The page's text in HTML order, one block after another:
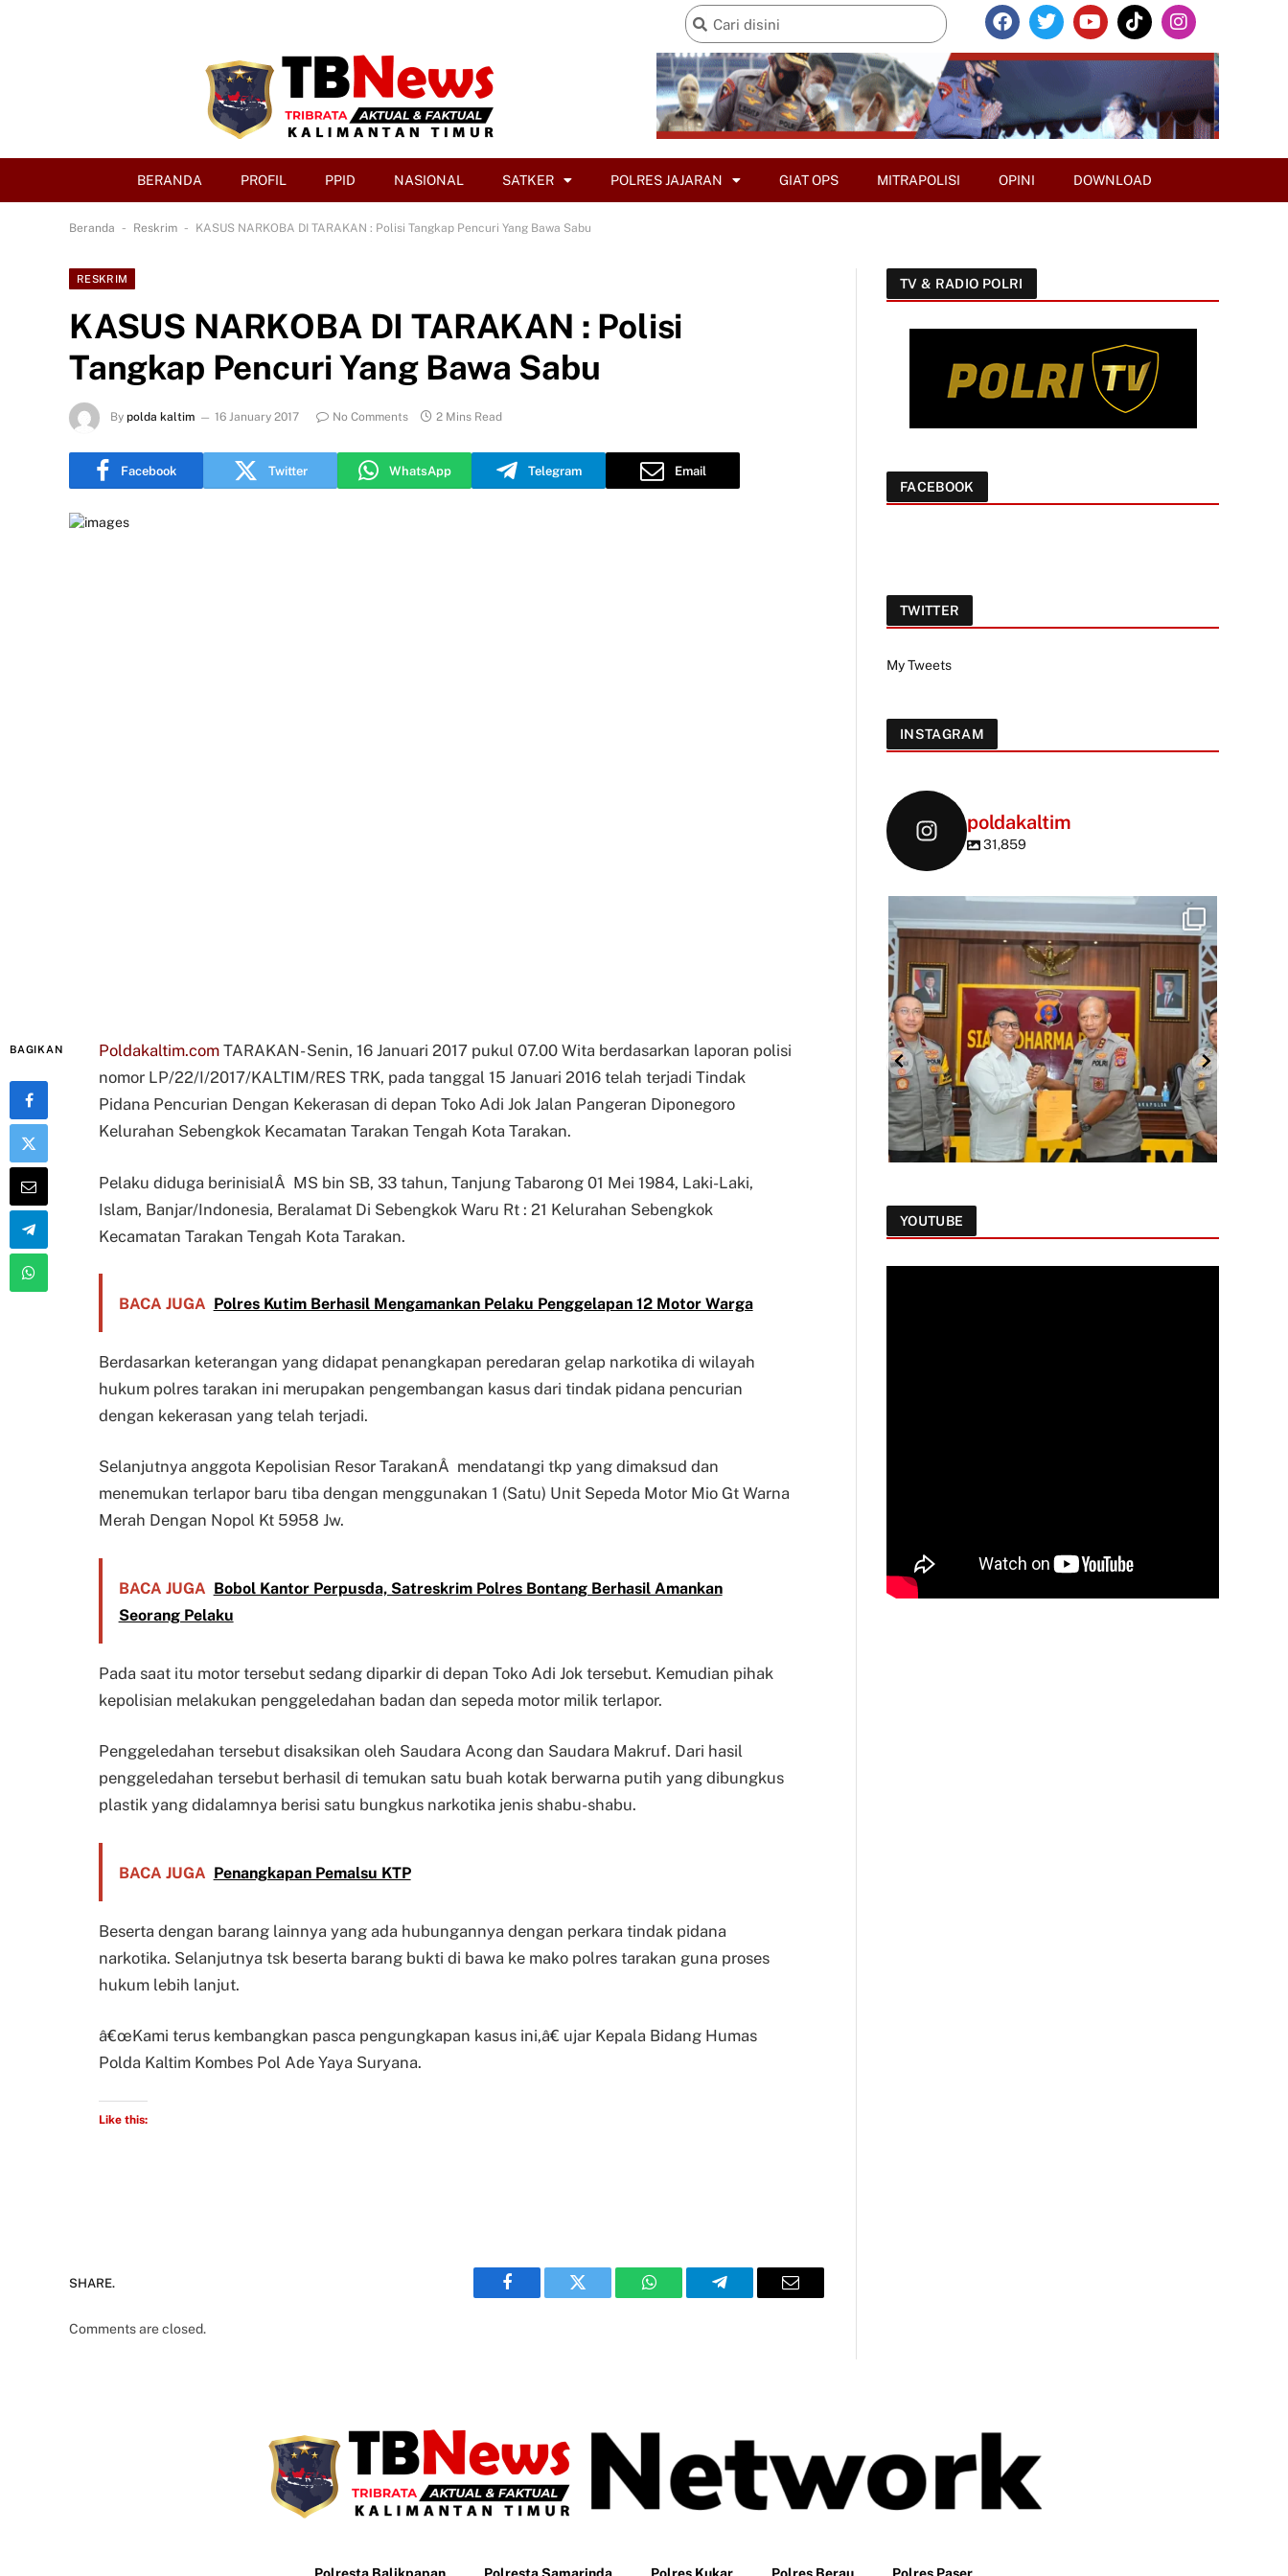
BERANDA PROFIL PPID NASIONAL SATKER POLRES JAJARAN GIAT OPS MITRAPOLISI OPINI DOWNLOAD
Beranda - Reskrim - KASUS NARKOBA DI TARAKAN : Polisi Tangkap Pencuri Yang Bawa Sabu
RESKRIM
KASUS NARKOBA DI TARAKAN : Polisi
Tangkap Pencuri Yang Bawa Sabu
By polda kaltim 16 January 2017 No Comments 2 Mins Read
Facebook Twitter WhatsApp Telegram Email
BAGIKAN Poldakaltim.com TARAKAN- Senin, 16 Januari 2017 pukul 07.00 Wita berdasarkan laporan polisi
nomor LP/22/I/2017/KALTIM/RES TRK, pada tanggal 15 Januari 2016 telah terjadi Tindak
Pidana Pencurian Dengan Kekerasan di depan Toko Adi Jok Jalan Pangeran Diponegoro
Kelurahan Sebengkok Kecamatan Tarakan Tengah Kota Tarakan.
Pelaku diduga berinisialÂ MS bin SB, 33 tahun, Tanjung Tabarong 01 Mei 1984, Laki-Laki,
Islam, Banjar/Indonesia, Beralamat Di Sebengkok Waru Rt : 21 Kelurahan Sebengkok
Kecamatan Tarakan Tengah Kota Tarakan.
BACA JUGA Polres Kutim Berhasil Mengamankan Pelaku Penggelapan 12 Motor Warga
Berdasarkan keterangan yang didapat penangkapan peredaran gelap narkotika di wilayah
hukum polres tarakan ini merupakan pengembangan kasus dari tindak pidana pencurian
dengan kekerasan yang telah terjadi.
Selanjutnya anggota Kepolisian Resor TarakanÂ mendatangi tkp yang dimaksud dan
menemukan terlapor baru tiba dengan menggunakan 1 (Satu) Unit Sepeda Motor Mio Gt Warna
Merah Dengan Nopol Kt 5958 Jw.
BACA JUGA Bobol Kantor Perpusda, Satreskrim Polres Bontang Berhasil Amankan
Seorang Pelaku
Pada saat itu motor tersebut sedang diparkir di depan Toko Adi Jok tersebut. Kemudian pihak
kepolisian melakukan penggeledahan badan dan sepeda motor milik terlapor.
Penggeledahan tersebut disaksikan oleh Saudara Acong dan Saudara Makruf. Dari hasil
penggeledahan tersebut berhasil di temukan satu buah kotak berwarna putih yang dibungkus
plastik yang didalamnya berisi satu bungkus narkotika jenis shabu-shabu.
BACA JUGA Penangkapan Pemalsu KTP
Beserta dengan barang lainnya yang ada hubungannya dengan perkara tindak pidana
narkotika. Selanjutnya tsk beserta barang bukti di bawa ke mako polres tarakan guna proses
hukum lebih lanjut.
â€œKami terus kembangkan pasca pengungkapan kasus ini,â€ ujar Kepala Bidang Humas
Polda Kaltim Kombes Pol Ade Yaya Suryana.
Like this:
SHARE.
Facebook Twitter WhatsAppTelegram Email
Comments are closed.
TV & RADIO POLRI
FACEBOOK
TWITTER
My Tweets
INSTAGRAM
poldakaltim
31,859
YOUTUBE